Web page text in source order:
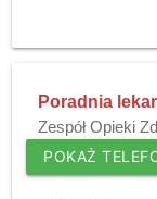
Poradnia
Zespół Opieki
POKAŻ